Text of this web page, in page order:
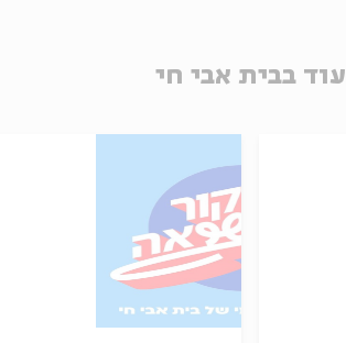
עוד בבית אבי חי